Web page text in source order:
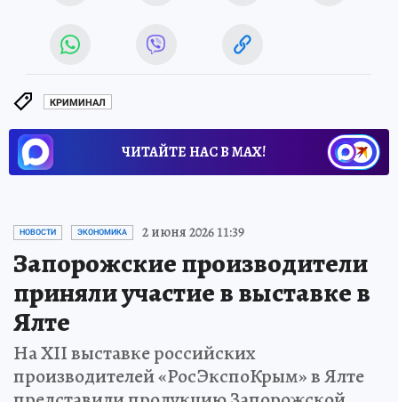
КРИМИНАЛ
ЧИТАЙТЕ НАС В МАХ!
НОВОСТИ ЭКОНОМИКА 2 июня 2026 11:39
Запорожские производители
приняли участие в выставке в
Ялте
На XII выставке российских
производителей «РосЭкспоКрым» в Ялте